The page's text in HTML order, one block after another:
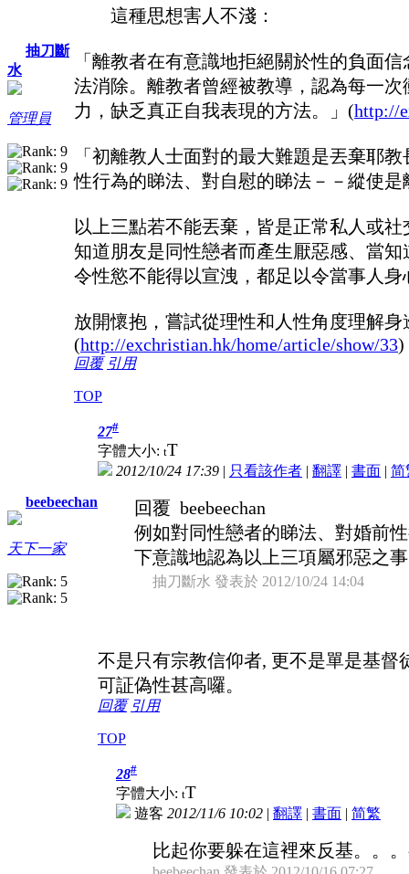
抽刀斷
水
管理員
這種思想害人不淺：
「離教者在有意識地拒絕關於性的負面
法消除。離教者曾經被教導，認為每一
力，缺乏真正自我表現的方法。」(http://
「初離教人士面對的最大難題是丟棄耶
性行為的睇法、對自慰的睇法－－縱使
以上三點若不能丟棄，皆是正常私人或
知道朋友是同性戀者而產生厭惡感、當
令性慾不能得以宣洩，都足以令當事人身
放開懷抱，嘗試從理性和人性角度理解
(http://exchristian.hk/home/article/show/33)
回覆 引用
TOP
beebeechan
天下一家
27#
字體大小: tT
2012/10/24 17:39 | 只看該作者 | 翻譯 | 書面 | 简
回覆 beebeechan
例如對同性戀者的睇法、對婚前
下意識地認為以上三項屬邪惡之
抽刀斷水 發表於 2012/10/24 14:04
不是只有宗教信仰者, 更不是單是基
可証偽性甚高囉。
回覆 引用
TOP
28#
字體大小: tT
遊客 2012/11/6 10:02 | 翻譯 | 書面 | 简繁
比起你要躲在這裡來反基。。